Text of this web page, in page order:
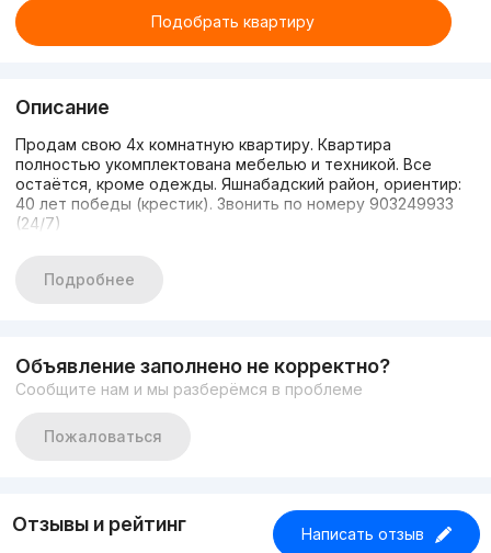
Подобрать квартиру
Описание
Продам свою 4х комнатную квартиру. Квартира
полностью укомплектована мебелью и техникой. Все
остаётся, кроме одежды. Яшнабадский район, ориентир:
40 лет победы (крестик). Звонить по номеру 903249933
(24/7)
Подробнее
Объявление заполнено не корректно?
Сообщите нам и мы разберёмся в проблеме
Пожаловаться
Отзывы и рейтинг Написать отзыв